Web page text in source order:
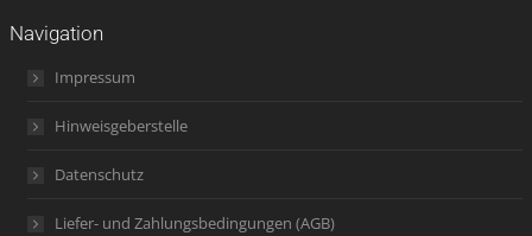
Navigation
Impressum
Hinweisgeberstelle
Datenschutz
Liefer- und Zahlungsbedingungen (AGB)